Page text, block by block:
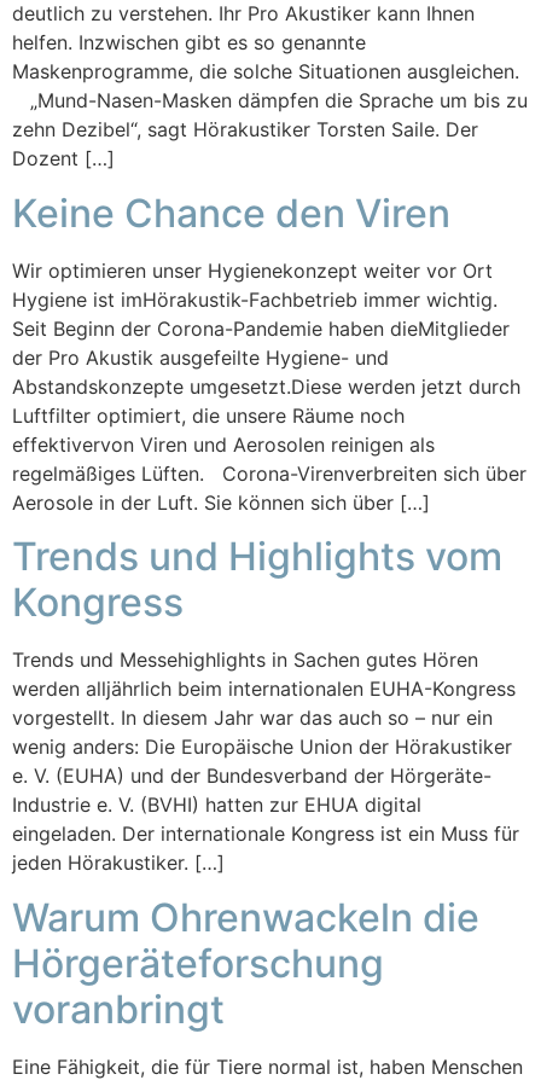
deutlich zu verstehen. Ihr Pro Akustiker kann Ihnen
helfen. Inzwischen gibt es so genannte
Maskenprogramme, die solche Situationen ausgleichen.
„Mund-Nasen-Masken dämpfen die Sprache um bis zu
zehn Dezibel“, sagt Hörakustiker Torsten Saile. Der
Dozent […]
Keine Chance den Viren
Wir optimieren unser Hygienekonzept weiter vor Ort
Hygiene ist imHörakustik-Fachbetrieb immer wichtig.
Seit Beginn der Corona-Pandemie haben dieMitglieder
der Pro Akustik ausgefeilte Hygiene- und
Abstandskonzepte umgesetzt.Diese werden jetzt durch
Luftfilter optimiert, die unsere Räume noch
effektivervon Viren und Aerosolen reinigen als
regelmäßiges Lüften. Corona-Virenverbreiten sich über
Aerosole in der Luft. Sie können sich über […]
Trends und Highlights vom
Kongress
Trends und Messehighlights in Sachen gutes Hören
werden alljährlich beim internationalen EUHA-Kongress
vorgestellt. In diesem Jahr war das auch so – nur ein
wenig anders: Die Europäische Union der Hörakustiker
e. V. (EUHA) und der Bundesverband der Hörgeräte-
Industrie e. V. (BVHI) hatten zur EHUA digital
eingeladen. Der internationale Kongress ist ein Muss für
jeden Hörakustiker. […]
Warum Ohrenwackeln die
Hörgeräteforschung
voranbringt
Eine Fähigkeit, die für Tiere normal ist, haben Menschen